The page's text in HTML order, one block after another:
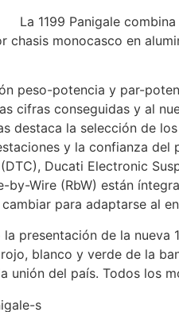
La 1199 Panigale
chasis monocasco en
peso-potencia y par-
cifras conseguidas y al
destaca la selección de
y la confianza
Ducati Electronic
by-Wire (RbW) están
para adaptarse al
presentación de la nueva
blanco y verde de la
unión del país. Todos los